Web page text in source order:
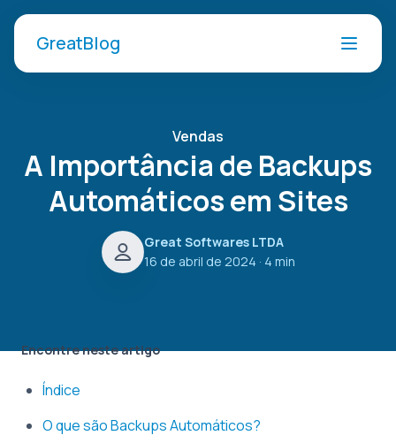
GreatBlog
Vendas
A Importância de Backups
Automáticos em Sites
Great Softwares LTDA
16 de abril de 2024 · 4 min
Encontre neste artigo
Índice
O que são Backups Automáticos?